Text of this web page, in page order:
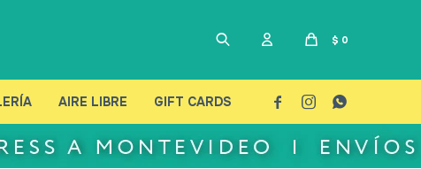
AIRE LIBRE GIFT CARDS
$ 0
  